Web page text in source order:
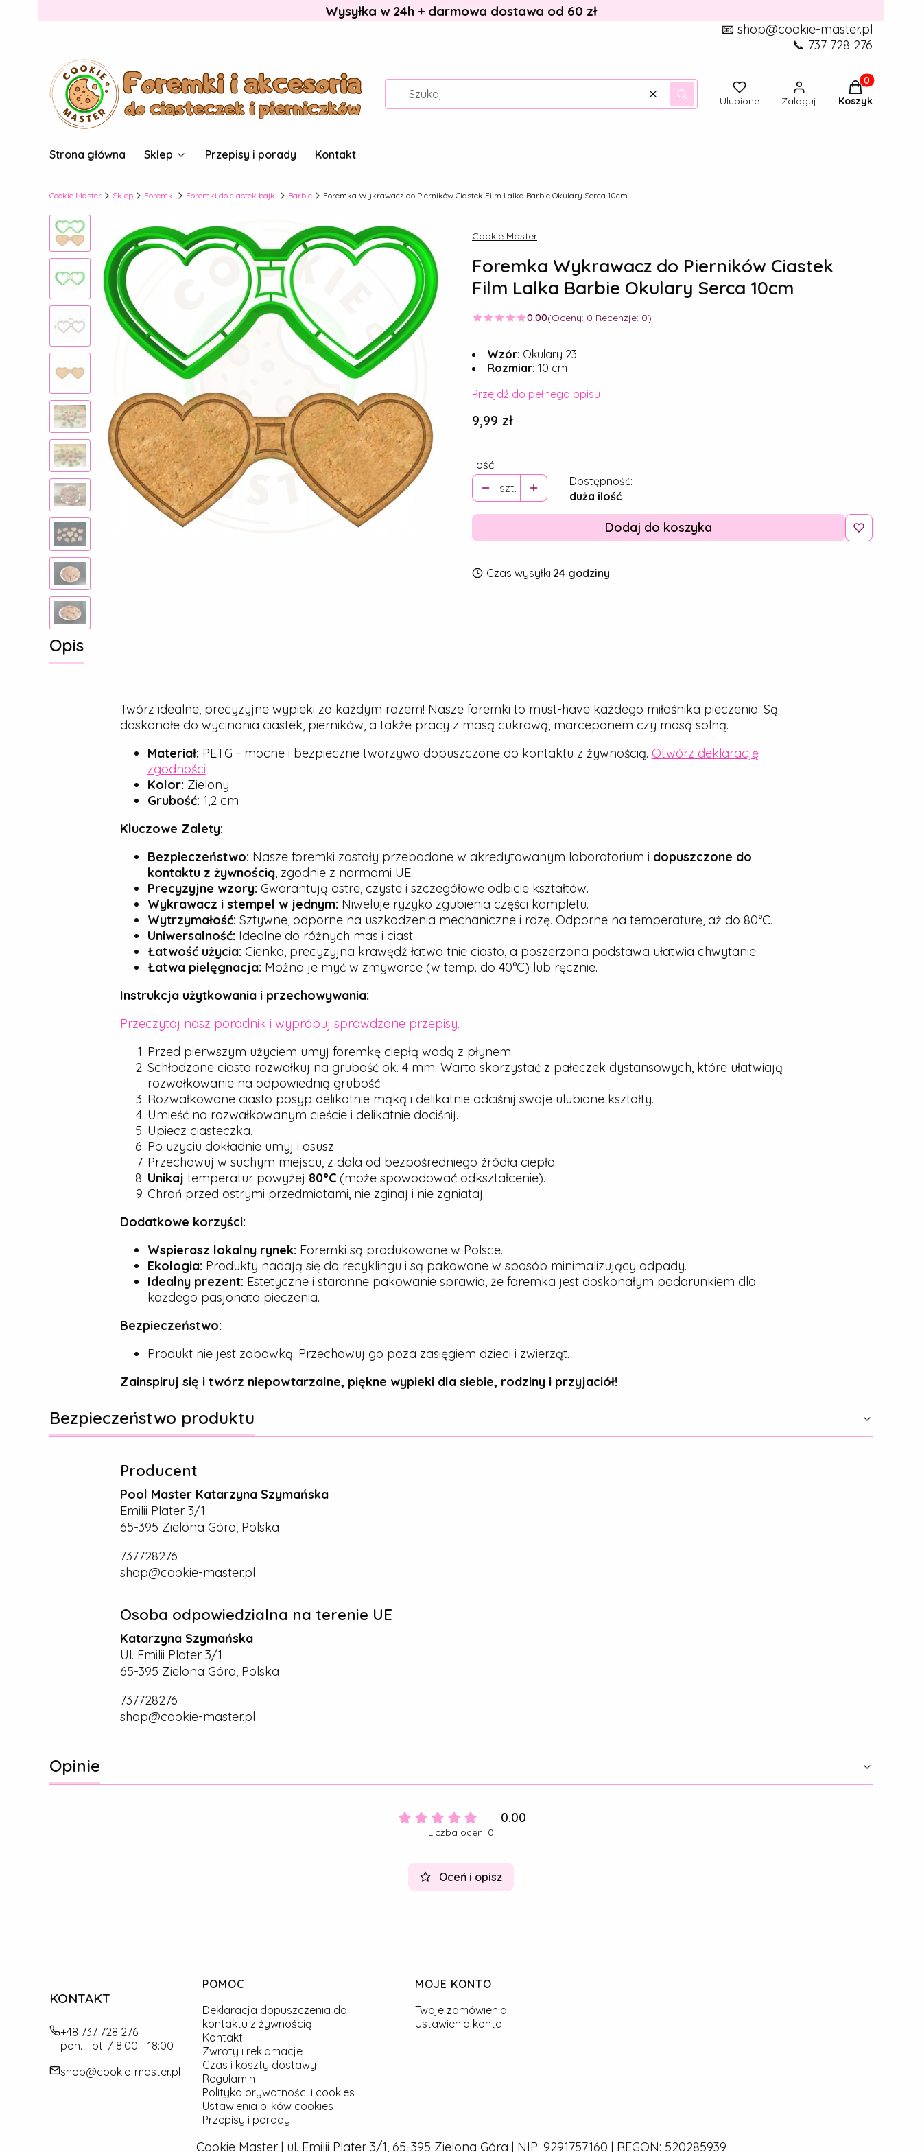
Wysyłka w 24h + darmowa dostawa od 60 zł
📧 shop@cookie-master.pl
📞 737 728 276
WyczyśćSzukaj Ulubione Zaloguj
Produkty w
Koszyk
Strona główna Sklep Przepisy i porady Kontakt
Cookie Master Sklep Foremki Foremki do ciastek bajki Barbie Foremka Wykrawacz do Pierników Ciastek Film Lalka Barbie Okulary Serca 10cm
Cookie Master
Foremka Wykrawacz do Pierników Ciastek
Film Lalka Barbie Okulary Serca 10cm
0.00(Oceny: 0 Recenzje: 0)
Wzór: Okulary 23
Rozmiar: 10 cm
Przejdź do pełnego opisu
Cena
9,99 zł
Ilość
szt.
Dostępność:
duża ilość
Dodaj do koszyka
Czas wysyłki:24 godziny
Opis
Twórz idealne, precyzyjne wypieki za każdym razem! Nasze foremki to must-have każdego miłośnika pieczenia. Są
doskonałe do wycinania ciastek, pierników, a także pracy z masą cukrową, marcepanem czy masą solną.
Materiał: PETG - mocne i bezpieczne tworzywo dopuszczone do kontaktu z żywnością. Otwórz deklarację
zgodności
Kolor: Zielony
Grubość: 1,2 cm
Kluczowe Zalety:
Bezpieczeństwo: Nasze foremki zostały przebadane w akredytowanym laboratorium i dopuszczone do
kontaktu z żywnością, zgodnie z normami UE.
Precyzyjne wzory: Gwarantują ostre, czyste i szczegółowe odbicie kształtów.
Wykrawacz i stempel w jednym: Niweluje ryzyko zgubienia części kompletu.
Wytrzymałość: Sztywne, odporne na uszkodzenia mechaniczne i rdzę. Odporne na temperaturę, aż do 80°C.
Uniwersalność: Idealne do różnych mas i ciast.
Łatwość użycia: Cienka, precyzyjna krawędź łatwo tnie ciasto, a poszerzona podstawa ułatwia chwytanie.
Łatwa pielęgnacja: Można je myć w zmywarce (w temp. do 40°C) lub ręcznie.
Instrukcja użytkowania i przechowywania:
Przeczytaj nasz poradnik i wypróbuj sprawdzone przepisy.
Przed pierwszym użyciem umyj foremkę ciepłą wodą z płynem.
Schłodzone ciasto rozwałkuj na grubość ok. 4 mm. Warto skorzystać z pałeczek dystansowych, które ułatwiają
rozwałkowanie na odpowiednią grubość.
Rozwałkowane ciasto posyp delikatnie mąką i delikatnie odciśnij swoje ulubione kształty.
Umieść na rozwałkowanym cieście i delikatnie dociśnij.
Upiecz ciasteczka.
Po użyciu dokładnie umyj i osusz
Przechowuj w suchym miejscu, z dala od bezpośredniego źródła ciepła.
Unikaj temperatur powyżej 80°C(może spowodować odkształcenie).
Chroń przed ostrymi przedmiotami, nie zginaj i nie zgniataj.
Dodatkowe korzyści:
Wspierasz lokalny rynek: Foremki są produkowane w Polsce.
Ekologia: Produkty nadają się do recyklingu i są pakowane w sposób minimalizujący odpady.
Idealny prezent: Estetyczne i staranne pakowanie sprawia, że foremka jest doskonałym podarunkiem dla
każdego pasjonata pieczenia.
Bezpieczeństwo:
Produkt nie jest zabawką. Przechowuj go poza zasięgiem dzieci i zwierząt.
Zainspiruj się i twórz niepowtarzalne, piękne wypieki dla siebie, rodziny i przyjaciół!
Bezpieczeństwo produktu
Producent
Pool Master Katarzyna Szymańska
Emilii Plater 3/1
65-395 Zielona Góra, Polska
737728276
shop@cookie-master.pl
Osoba odpowiedzialna na terenie UE
Katarzyna Szymańska
Ul. Emilii Plater 3/1
65-395 Zielona Góra, Polska
737728276
shop@cookie-master.pl
Opinie
0.00
Liczba ocen: 0
Oceń i opisz
KONTAKT
+48 737 728 276
pon. - pt. / 8:00 - 18:00
shop@cookie-master.pl
Linki w stopce
POMOC
Deklaracja dopuszczenia do
kontaktu z żywnością
Kontakt
Zwroty i reklamacje
Czas i koszty dostawy
Regulamin
Polityka prywatności i cookies
Ustawienia plików cookies
Przepisy i porady
MOJE KONTO
Twoje zamówienia
Ustawienia konta
Cookie Master | ul. Emilii Plater 3/1, 65-395 Zielona Góra | NIP: 9291757160 | REGON: 520285939